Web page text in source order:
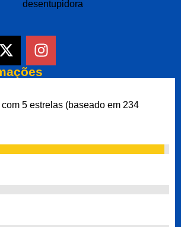
5 estrelas (baseado em 234